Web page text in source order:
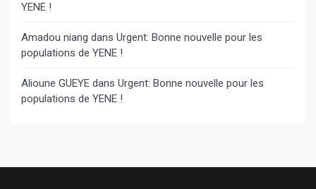
YENE !
Amadou niang dans Urgent: Bonne nouvelle pour les
populations de YENE !
Alioune GUEYE dans Urgent: Bonne nouvelle pour les
populations de YENE !